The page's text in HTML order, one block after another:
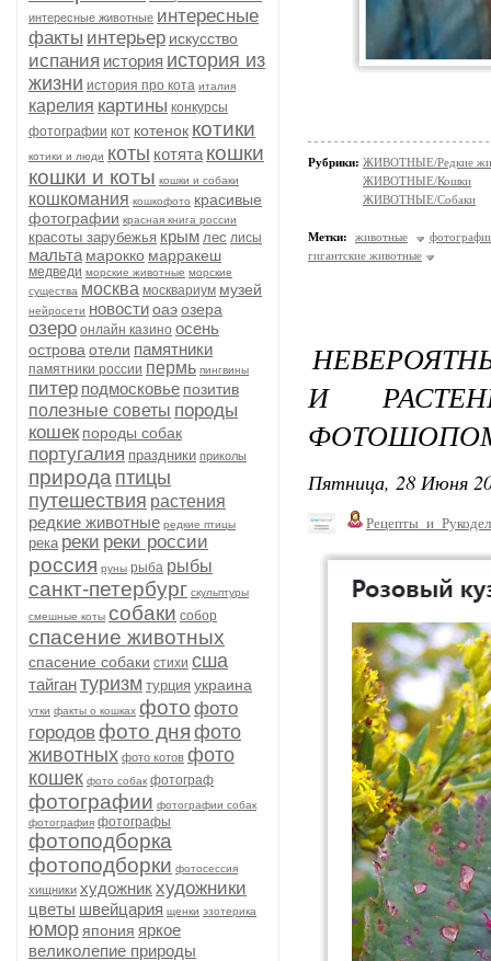
интересные животные интересные
факты интерьер искусство
испания история история из
жизни история про кота италия
карелия картины конкурсы
фотографии кот котенок котики
котики и люди коты котята кошки
кошки и коты кошки и собаки
кошкомания кошкофото красивые
фотографии красная книга россии
красоты зарубежья крым лес лисы
мальта марокко марракеш
медведи морские животные морские
существа москва москвариум музей
нейросети новостиоаэозера
озеро онлайн казино осень
острова отели памятники
памятники россии пермь пингвины
питер подмосковье позитив
полезные советы породы
кошек породы собак
португалия праздники приколы
природа птицы
путешествия растения
редкие животные редкие птицы
река реки реки россии
россия руны рыба рыбы
санкт-петербург скульптуры
смешные коты собаки собор
спасение животных
спасение собаки стихи сша
тайгантуризм турция украина
утки факты о кошках фото фото
городовфото дня фото
животных фото котов фото
кошек фото собак фотограф
фотографии фотографии собак
фотография фотографы
фотоподборка
фотоподборки фотосессия
хищники художникхудожники
цветы швейцария щенки эзотерика
юмор япония яркое
великолепие природы
Рубрики: ЖИВОТНЫЕ/Редкие
ЖИВОТНЫЕ/Кошки
ЖИВОТНЫЕ/Собаки
Метки: животные
гигантские животные
И
Пятница, 28 Июня